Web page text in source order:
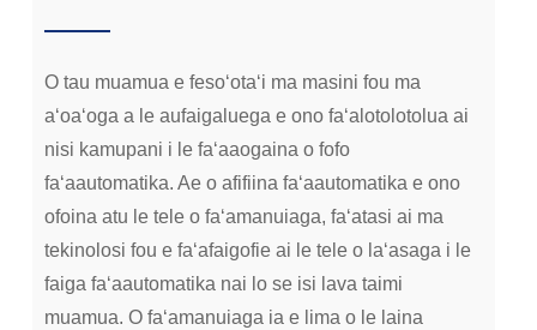
O tau muamua e fesoʻotaʻi ma masini fou ma
aʻoaʻoga a le aufaigaluega e ono faʻalotolotolua ai
nisi kamupani i le faʻaaogaina o fofo
faʻaautomatika. Ae o afifiina faʻaautomatika e ono
ofoina atu le tele o faʻamanuiaga, faʻatasi ai ma
tekinolosi fou e faʻafaigofie ai le tele o laʻasaga i le
faiga faʻaautomatika nai lo se isi lava taimi
muamua. O faʻamanuiaga ia e lima o le laina